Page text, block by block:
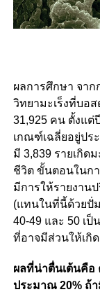
ผลการศึกษา จา
วิทยามะเร็งที่บอ
31,925 คน ตั้งแต่
เกณฑ์เฉลี่ยอยู่ปร
มี 3,839 รายเกิด
ชีวิต ขั้นตอนในกา
มีการให้รายงาน
(แทนในที่นี้ด้วยปั่ม
40-49 และ 50 เ
ที่อาจมีส่วนให้เกิด
ผลที่น่าตื่นเต้นคือ
ประมาณ 20% ถ้